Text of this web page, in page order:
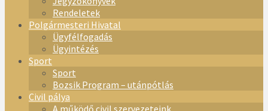
Rendeletek
Polgármesteri Hivatal
Ügyfélfogadás
Ügyintézés
Sport
Sport
Bozsik Program – utánpótlás
Civil pálya
A működő civil szervezeteink